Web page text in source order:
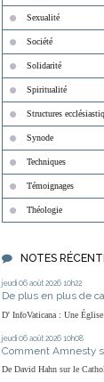
Sexualité
Société
Solidarité
Spiritualité
Structures
Synode
Techniques
Témoignages
Théologie
NOTES
jeudi 06 août 2026 10h22
De plus en plus de
D' InfoVaticana : Une Église
jeudi 06 août 2026 10h08
Comment Amnesty
De David Hahn sur le